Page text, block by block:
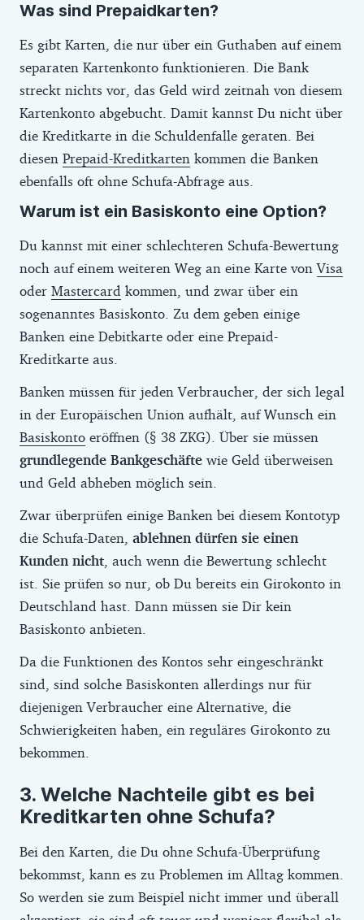
Was sind Prepaidkarten?
Es gibt Karten, die nur über ein Guthaben auf einem
separaten Kartenkonto funktionieren. Die Bank
streckt nichts vor, das Geld wird zeitnah von diesem
Kartenkonto abgebucht. Damit kannst Du nicht über
die Kreditkarte in die Schuldenfalle geraten. Bei
diesen Prepaid-Kreditkarten kommen die Banken
ebenfalls oft ohne Schufa-Abfrage aus.
Warum ist ein Basiskonto eine Option?
Du kannst mit einer schlechteren Schufa-Bewertung
noch auf einem weiteren Weg an eine Karte vonVisa
oder Mastercard kommen, und zwar über ein
sogenanntes Basiskonto. Zu dem geben einige
Banken eine Debitkarte oder eine Prepaid-
Kreditkarte aus.
Banken müssen für jeden Verbraucher, der sich legal
in der Europäischen Union aufhält, auf Wunsch ein
Basiskonto eröffnen (§ 38 ZKG). Über sie müssen
grundlegende Bankgeschäfte wie Geld überweisen
und Geld abheben möglich sein.
Zwar überprüfen einige Banken bei diesem Kontotyp
die Schufa-Daten, ablehnen dürfen sie einen
Kunden nicht , auch wenn die Bewertung schlecht
ist. Sie prüfen so nur, ob Du bereits ein Girokonto in
Deutschland hast. Dann müssen sie Dir kein
Basiskonto anbieten.
Da die Funktionen des Kontos sehr eingeschränkt
sind, sind solche Basiskonten allerdings nur für
diejenigen Verbraucher eine Alternative, die
Schwierigkeiten haben, ein reguläres Girokonto zu
bekommen.
Welche Nachteile gibt es bei
Kreditkarten ohne Schufa?
Bei den Karten, die Du ohne Schufa-Überprüfung
bekommst, kann es zu Problemen im Alltag kommen.
So werden sie zum Beispiel nicht immer und überall